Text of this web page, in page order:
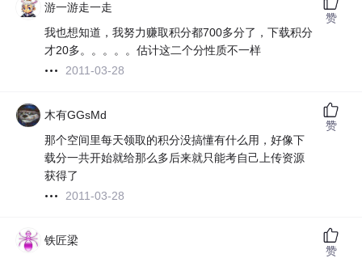
游一游走一走
我也想知道，我努力赚取积分都700多分了，下载积分
才20多。。。。。估计这二个分性质不一样
2011-03-28
赞
木有GGsMd
那个空间里每天领取的积分没搞懂有什么用，好像下
载分一共开始就给那么多后来就只能考自己上传资源
获得了
2011-03-28
赞
铁匠梁
赞